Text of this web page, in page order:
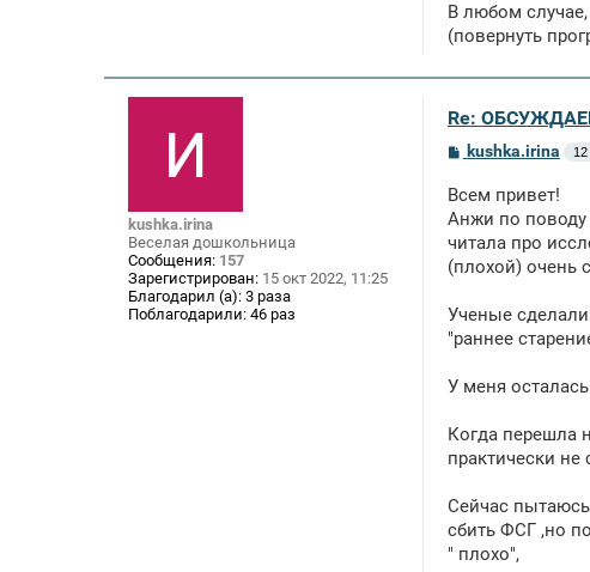
В любом
(повернуть
kushka.irina
Веселая дошкольница
Сообщения: 157
Зарегистрирован: 15 окт 2022, 11:25
Благодарил (а): 3 раза
Поблагодарили: 46 раз
Re:
С
б
щ
н
и
kushka.irina
Всем привет!
Анжи по поводу
читала про
(плохой) очень
Ученые
"раннее
У меня
Когда перешла
практически не
Сейчас
сбить ФСГ ,но
" плохо",